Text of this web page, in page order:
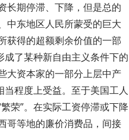
长期停滞、下降，但是总的
中东地区人民所蒙受的巨大
获得的超额剩余价值的一部
成了某种新自由主义条件下的
大资本家的一部分上层中产
程度上受益。至于美国工人
荣”。在实际工资停滞或下降
哥等地的廉价消费品，间接